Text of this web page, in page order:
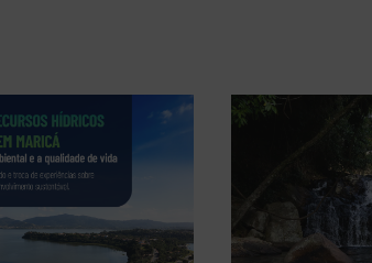
AGEVAP, destinado ao
junto ao Comitê da
são para os cargos de
Recursos Hídricos. Os
a inscrição dentro do
Acesse o
edital